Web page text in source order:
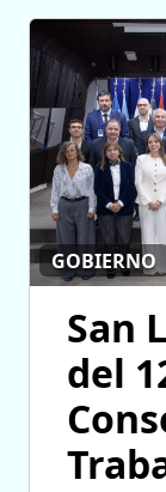
GOBIERNO
San
del